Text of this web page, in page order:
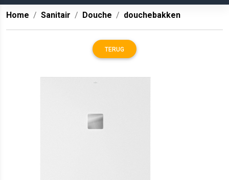
Home Sanitair Douche douchebakken
TERUG